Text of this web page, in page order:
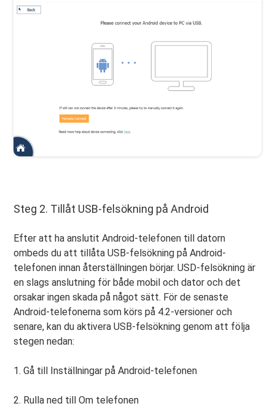
Steg 2. Tillåt USB-felsökning på Android
Efter att ha anslutit Android-telefonen till datorn
ombeds du att tillåta USB-felsökning på Android-
telefonen innan återställningen börjar. USD-felsökning är
en slags anslutning för både mobil och dator och det
orsakar ingen skada på något sätt. För de senaste
Android-telefonerna som körs på 4.2-versioner och
senare, kan du aktivera USB-felsökning genom att följa
stegen nedan:
1. Gå till Inställningar på Android-telefonen
2. Rulla ned till Om telefonen